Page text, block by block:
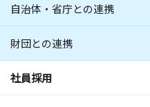
自治体・省庁との連携
財団との連携
社員採用